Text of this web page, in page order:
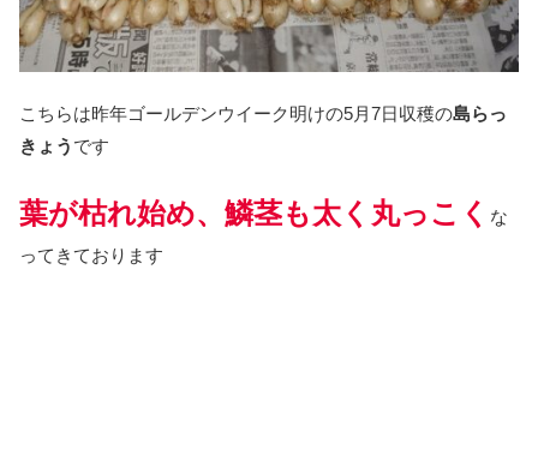
こちらは昨年ゴールデンウイーク明けの5月7日収穫の島らっ
きょう です
葉が枯れ始め、鱗茎も太く丸っこく な
ってきております